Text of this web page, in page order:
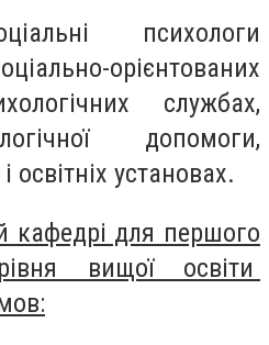
психологи
орієнтованих
службах,
допомоги,
освітніх установах.
кафедрі для першого
вищої освіти
: